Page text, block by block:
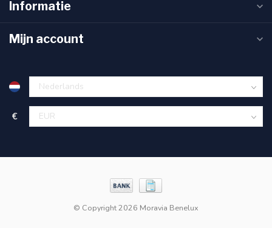
Informatie
Mijn account
€
© Copyright 2026 Moravia Benelux